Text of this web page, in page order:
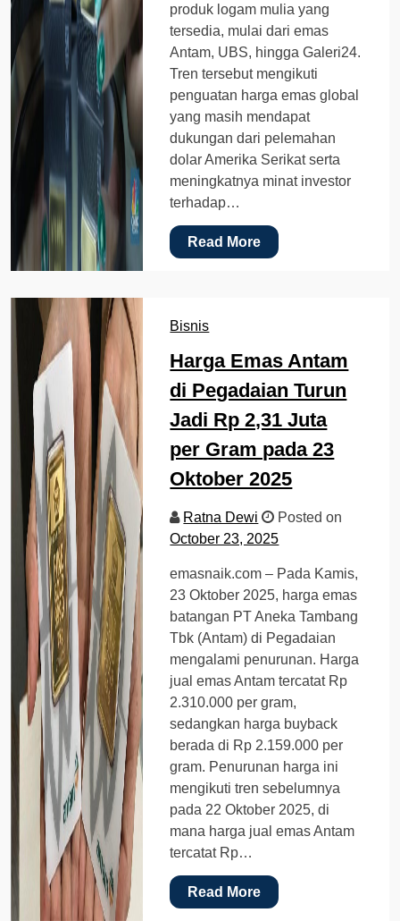
produk logam mulia yang
tersedia, mulai dari emas
Antam, UBS, hingga Galeri24.
Tren tersebut mengikuti
penguatan harga emas global
yang masih mendapat
dukungan dari pelemahan
dolar Amerika Serikat serta
meningkatnya minat investor
terhadap…
Read More
Bisnis
Harga Emas Antam
di Pegadaian Turun
Jadi Rp 2,31 Juta
per Gram pada 23
Oktober 2025
Ratna Dewi
Posted on
October 23, 2025
emasnaik.com – Pada Kamis,
23 Oktober 2025, harga emas
batangan PT Aneka Tambang
Tbk (Antam) di Pegadaian
mengalami penurunan. Harga
jual emas Antam tercatat Rp
2.310.000 per gram,
sedangkan harga buyback
berada di Rp 2.159.000 per
gram. Penurunan harga ini
mengikuti tren sebelumnya
pada 22 Oktober 2025, di
mana harga jual emas Antam
tercatat Rp…
Read More